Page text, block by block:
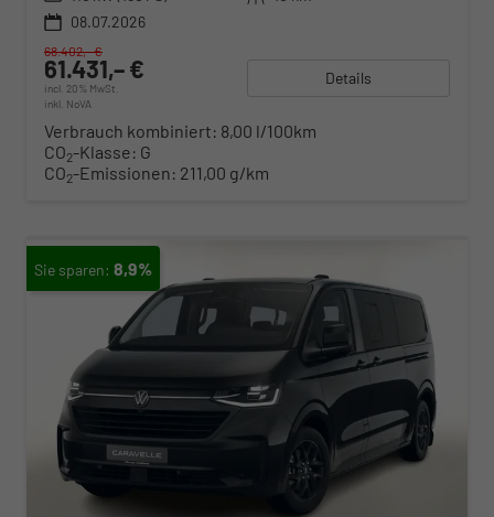
08.07.2026
61.431,– €
incl. 20% MwSt.
inkl. NoVA
68.402,– €
Details
Verbrauch kombiniert: 8,00 l/100km
CO2-Klasse: G
CO2-Emissionen: 211,00 g/km
8,9%